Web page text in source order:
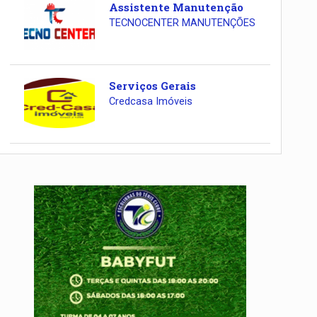
Assistente Manutenção
TECNOCENTER MANUTENÇÕES
Serviços Gerais
Credcasa Imóveis